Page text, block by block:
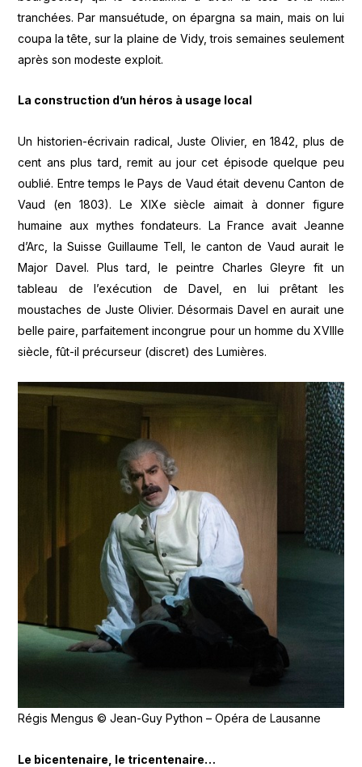
tranchées. Par mansuétude, on épargna sa main, mais on lui
coupa la tête, sur la plaine de Vidy, trois semaines seulement
après son modeste exploit.
La construction d’un héros à usage local
Un historien-écrivain radical, Juste Olivier, en 1842, plus de
cent ans plus tard, remit au jour cet épisode quelque peu
oublié. Entre temps le Pays de Vaud était devenu Canton de
Vaud (en 1803). Le XIXe siècle aimait à donner figure
humaine aux mythes fondateurs. La France avait Jeanne
d’Arc, la Suisse Guillaume Tell, le canton de Vaud aurait le
Major Davel. Plus tard, le peintre Charles Gleyre fit un
tableau de l’exécution de Davel, en lui prêtant les
moustaches de Juste Olivier. Désormais Davel en aurait une
belle paire, parfaitement incongrue pour un homme du XVIIIe
siècle, fût-il précurseur (discret) des Lumières.
Régis Mengus © Jean-Guy Python – Opéra de Lausanne
Le bicentenaire, le tricentenaire…